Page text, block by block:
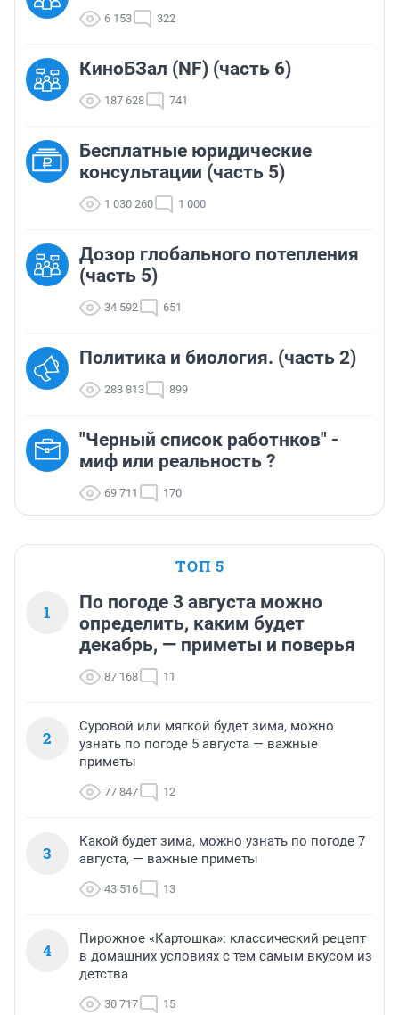
6 153 322
КиноБЗал (NF) (часть 6)
187 628 741
Бесплатные юридические
консультации (часть 5)
1 030 260 1 000
Дозор глобального потепления
(часть 5)
34 592 651
Политика и биология. (часть 2)
283 813 899
"Черный список работнков" -
миф или реальность ?
69 711 170
ТОП 5
1
По погоде 3 августа можно
определить, каким будет
декабрь, — приметы и поверья
87 168 11
2
Суровой или мягкой будет зима, можно
узнать по погоде 5 августа — важные
приметы
77 847 12
3
Какой будет зима, можно узнать по погоде 7
августа, — важные приметы
43 516 13
4
Пирожное «Картошка»: классический рецепт
в домашних условиях с тем самым вкусом из
детства
30 717 15